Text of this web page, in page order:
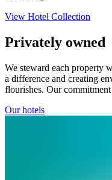
View Hotel Collection​​​​‌ ‍ ​‍​‍‌‍ ‌ ​‍‌‍‍‌‌‍‌ ‌‍‍‌‌‍ ‍​‍​‍​ ‍‍​‍​‍‌ ​ ‌‍​‌‌‍ ‍‌‍‍‌‌ ‌​‌ ‍‌​‍ ‍‌‍‍‌‌‍ ​‍​‍​‍ ​​‍​‍‌‍‍​‌ ​‍‌‍‌‌‌‍‌‍​‍​‍​ ‍‍​‍​‍‌‍‍​‌ ‌​‌ ‌​‌ ​​‌ ​ ​ ‍‍​‍ ​‍ ‌‍ ​​‍ ‌‌‍​‌‌‍ ‍‌‍‌​​‍ ‌‌ ​‍​‍ ‌‌‍‍​‌‍ ‌ ‌​‌‍‌‌‌‍ ​‌ ​ ​‍ ‌‌ ​ ‌ ‌​‌ ‌‌‌‍‌​‌‍‍‌‌‍ ​‍ ‍‌ ‌‍‌‍‌‌‌ ​‍‌‍​ ‌‍‌‌‌‍ ​​‍ ‍‌‍​‌‌ ​​‌ ​​​‍ ‌‍‍‌‌‍ ‍‌ ‌​‌‍‌‌‌‍ ‍‌ ‌​​‍ ‌‍‌‌‌‍‌​‌‍‍‌‌ ‌​​‍ ‌‍ ‌‌‍ ‌‍‌​‌‍‌‌​ ‌‌ ​​‌ ​‍‌‍‌‌‌ ​ ‌‍‌‌‌‍ ‍‌ ‌​‌‍​‌‌ ‌​‌‍‍‌‌‍ ‌‍ ‍​ ‍ ‌‍‍‌‌‍‌​​ ‌‌‍‌‍​ ‍‌‌‍‌‍‌‍​‌​ ‍‌‌‍‌‍​ ​ ‌‍‌‍​‍ ‌​ ‌ ​ ‍​​ ‍‌‌‍‌‍​‍ ‌​ ‌​​ ​‍‌‍​‌​ ​‌​‍ ‌​ ‍‌​ ‌​‌‍‌‍​ ​‍​‍ ‌‌‍‌‌​ ​​‌‍‌‍‌‍​‌‌‍‌‍​ ‌‍‌‍‌‍​ ​​​ ‌ ​ ‌‍​ ‌​​ ​ ​ ‍ ‌ ‌​‌ ‍‌‌ ​​‌‍‌‌​ ‌‌ ​​‌‍​‌‌‍‌ ‌‍‌‌​ ‍ ‌ ​​‌‍​‌‌ ‌​‌‍‍​​ ‌‌ ​​‌‍​‌‌‍‌ ‌‍‌‌‌​​‍‌ ‌‌‌‍‍‌‌‍ ​‌‍‌​‌‍‌‌‌ ​‍​‍‌‌​ ‌‌‌​​‍‌‌ ‌‍‍ ‌‍‌‌‌ ‍‌​‍‌‌​ ​ ‌​‌​​‍‌‌​ ​ ‌​‌​​‍‌‌​ ​‍​ ​‍‌‍​ ​ ‌‍‌‍‌​​ ‌ ​ ‍‌‌‍​‌​ ‌ ​ ​‍​ ‌ ​ ‌ ‌‍​ ‌‍‌​​‍‌‌​ ​‍​ ​‍​‍‌‌​ ‌‌‌​‌​​‍ ‍‌‍​ ‌ ‌​‌‍​‌‌‌​​‌ ​‍‌‍‍‌‌‍ ‌‌‍​‌‌ ​‍‌ ‍‌​‍ ‍‌‍ ​‌‍​‌‌‍​‍‌‍‌‌‌‍ ​​ ‌‍​‍‌‍​‌‌ ​ ‌‍‌‌‌‌‌‌‌ ​‍‌‍ ​​ ‌‌‍‍​‌ ‌​‌ ‌​‌ ​​‌ ​ ​‍‌‌​ ​ ‌​​‌​‍‌‌​ ​‍‌​‌‍​‍‌‌​ ​‍‌​‌‍‌‍ ​​‍ ‌‌‍​‌‌‍ ‍‌‍‌​​‍ ‌‌ ​‍​‍ ‌‌‍‍​‌‍ ‌ ‌​‌‍‌‌‌‍ ​‌ ​ ​‍ ‌‌ ​ ‌ ‌​‌ ‌‌‌‍‌​‌‍‍‌‌‍ ​‍ ‍‌ ‌‍‌‍‌‌‌ ​‍‌‍​ ‌‍‌‌‌‍ ​​‍ ‍‌‍​‌‌ ​​‌ ​​​‍‌‍‌‍‍‌‌‍‌​​ ‌‌‍‌‍​ ‍‌‌‍‌‍‌‍​‌​ ‍‌‌‍‌‍​ ​ ‌‍‌‍​‍ ‌​ ‌ ​ ‍​​ ‍‌‌‍‌‍​‍ ‌​ ‌​​ ​‍‌‍​‌​ ​‌​‍ ‌​ ‍‌​ ‌​‌‍‌‍​ ​‍​‍ ‌‌‍‌‌​ ​​‌‍‌‍‌‍​‌‌‍‌‍​ ‌‍‌‍‌‍​ ​​​ ‌ ​ ‌‍​ ‌​​ ​ ​‍‌‍‌ ‌​‌ ‍‌‌ ​​‌‍‌‌​ ‌‌ ​​‌‍​‌‌‍‌ ‌‍‌‌​‍‌‍‌ ​​‌‍​‌‌ ‌​‌‍‍​​ ‌‌ ​​‌‍​‌‌‍‌ ‌‍‌‌‌​​‍‌ ‌‌‌‍‍‌‌‍ ​‌‍‌​‌‍‌‌‌ ​‍​‍‌‌​ ‌‌‌​​‍‌‌ ‌‍‍ ‌‍‌‌‌ ‍‌​‍‌‌​ ​ ‌​‌​​‍‌‌​ ​ ‌​‌​​‍‌‌​ ​‍​ ​‍‌‍​ ​ ‌‍‌‍‌​​ ‌ ​ ‍‌‌‍​‌​ ‌ ​ ​‍​ ‌ ​ ‌ ‌‍​ ‌‍‌​​‍‌‌​ ​‍​ ​‍​‍‌‌​ ‌‌‌​‌​​‍ ‍‌‍​ ‌ ‌​‌‍​‌‌‌​​‌ ​‍‌‍‍‌‌‍ ‌‌‍​‌‌ ​‍‌ ‍‌​‍ ‍‌‍ ​‌‍​‌‌‍​‍‌‍‌‌‌‍ ​​‍‌‍‌ ​​‌‍‌‌‌ ​‍‌ ​ ‌ ​​‌‍‌‌‌‍​ ‌ ‌​‌‍‍‌‌ ‌‍‌‍‌‌​ ‌‌ ​​‌ ‌‌‌‍​‍‌‍ ​‌‍‍‌‌ ​ ‌‍‍​‌‍‌‌‌‍‌​​‍​‍‌ ‌
Privately owned​​​​‌ ‍ ​‍​‍‌‍ ‌ ​‍‌‍‍‌‌‍‌ ‌‍‍‌‌‍ ‍​‍​‍​ ‍‍​‍​‍‌ ​ ‌‍​‌‌‍ ‍‌‍‍‌‌ ‌​‌ ‍‌​‍ ‍‌‍‍‌‌‍ ​‍​‍​‍ ​​‍​‍‌‍‍​‌ ​‍‌‍‌‌‌‍‌‍​‍​‍​ ‍‍​‍​‍‌‍‍​‌ ‌​‌ ‌​‌ ​​‌ ​ ​ ‍‍​‍ ​‍ ‌‍ ​​‍ ‌‌‍​‌‌‍ ‍‌‍‌​​‍ ‌‌ ​‍​‍ ‌‌‍‍​‌‍ ‌ ‌​‌‍‌‌‌‍ ​‌ ​ ​‍ ‌‌ ​ ‌ ‌​‌ ‌‌‌‍‌​‌‍‍‌‌‍ ​‍ ‍‌ ‌‍‌‍‌‌‌ ​‍‌‍​ ‌‍‌‌‌‍ ​​‍ ‍‌‍​‌‌ ​​‌ ​​​‍ ‌‍‍‌‌‍ ‍‌ ‌​‌‍‌‌‌‍ ‍‌ ‌​​‍ ‌‍‌‌‌‍‌​‌‍‍‌‌ ‌​​‍ ‌‍ ‌‌‍ ‌‍‌​‌‍‌‌​ ‌‌ ​​‌ ​‍‌‍‌‌‌ ​ ‌‍‌‌‌‍ ‍‌ ‌​‌‍​‌‌ ‌​‌‍‍‌‌‍ ‌‍ ‍​ ‍ ‌‍‍‌‌‍‌​​ ‌‌‍‌‍​ ‍‌‌‍‌‍‌‍​‌​ ‍‌‌‍‌‍​ ​ ‌‍‌‍​‍ ‌​ ‌ ​ ‍​​ ‍‌‌‍‌‍​‍ ‌​ ‌​​ ​‍‌‍​‌​ ​‌​‍ ‌​ ‍‌​ ‌​‌‍‌‍​ ​‍​‍ ‌‌‍‌‌​ ​​‌‍‌‍‌‍​‌‌‍‌‍​ ‌‍‌‍‌‍​ ​​​ ‌ ​ ‌‍​ ‌​​ ​ ​ ‍ ‌ ‌​‌ ‍‌‌ ​​‌‍‌‌​ ‌‌ ​​‌‍​‌‌‍‌ ‌‍‌‌​ ‍ ‌ ​​‌‍​‌‌ ‌​‌‍‍​​ ‌‌ ​​‌‍​‌‌‍‌ ‌‍‌‌‌​​‍‌ ‌‌‌‍‍‌‌‍ ​‌‍‌​‌‍‌‌‌ ​‍​‍‌‌​ ‌‌‌​​‍‌‌ ‌‍‍ ‌‍‌‌‌ ‍‌​‍‌‌​ ​ ‌​‌​​‍‌‌​ ​ ‌​‌​​‍‌‌​ ​‍​ ​‍​ ​ ‌‍‌‍​ ​​‌‍​‍​ ​‍​ ​‌​ ‌‍‌‍​‌‌‍‌‍‌‍​ ​ ​​‌‍​ ​‍‌‌​ ​‍​ ​‍​‍‌‌​ ‌‌‌​‌​​‍ ‍‌ ‌​‌‍‍‌‌ ‌​‌‍ ​‌‍‌‌​ ‌‍​‍‌‍​‌‌ ​ ‌‍‌‌‌‌‌‌‌ ​‍‌‍ ​​ ‌‌‍‍​‌ ‌​‌ ‌​‌ ​​‌ ​ ​‍‌‌​ ​ ‌​​‌​‍‌‌​ ​‍‌​‌‍​‍‌‌​ ​‍‌​‌‍‌‍ ​​‍ ‌‌‍​‌‌‍ ‍‌‍‌​​‍ ‌‌ ​‍​‍ ‌‌‍‍​‌‍ ‌ ‌​‌‍‌‌‌‍ ​‌ ​ ​‍ ‌‌ ​ ‌ ‌​‌ ‌‌‌‍‌​‌‍‍‌‌‍ ​‍ ‍‌ ‌‍‌‍‌‌‌ ​‍‌‍​ ‌‍‌‌‌‍ ​​‍ ‍‌‍​‌‌ ​​‌ ​​​‍‌‍‌‍‍‌‌‍‌​​ ‌‌‍‌‍​ ‍‌‌‍‌‍‌‍​‌​ ‍‌‌‍‌‍​ ​ ‌‍‌‍​‍ ‌​ ‌ ​ ‍​​ ‍‌‌‍‌‍​‍ ‌​ ‌​​ ​‍‌‍​‌​ ​‌​‍ ‌​ ‍‌​ ‌​‌‍‌‍​ ​‍​‍ ‌‌‍‌‌​ ​​‌‍‌‍‌‍​‌‌‍‌‍​ ‌‍‌‍‌‍​ ​​​ ‌ ​ ‌‍​ ‌​​ ​ ​‍‌‍‌ ‌​‌ ‍‌‌ ​​‌‍‌‌​ ‌‌ ​​‌‍​‌‌‍‌ ‌‍‌‌​‍‌‍‌ ​​‌‍​‌‌ ‌​‌‍‍​​ ‌‌ ​​‌‍​‌‌‍‌ ‌‍‌‌‌​​‍‌ ‌‌‌‍‍‌‌‍ ​‌‍‌​‌‍‌‌‌ ​‍​‍‌‌​ ‌‌‌​​‍‌‌ ‌‍‍ ‌‍‌‌‌ ‍‌​‍‌‌​ ​ ‌​‌​​‍‌‌​ ​ ‌​‌​​‍‌‌​ ​‍​ ​‍​ ​ ‌‍‌‍​ ​​‌‍​‍​ ​‍​ ​‌​ ‌‍‌‍​‌‌‍‌‍‌‍​ ​ ​​‌‍​ ​‍‌‌​ ​‍​ ​‍​‍‌‌​ ‌‌‌​‌​​‍ ‍‌ ‌​‌‍‍‌‌ ‌​‌‍ ​‌‍‌‌​‍‌‍‌ ​​‌‍‌‌‌ ​‍‌ ​ ‌ ​​‌‍‌‌‌‍​ ‌ ‌​‌‍‍‌‌ ‌‍‌‍‌‌​ ‌‌ ​​‌ ‌‌‌‍​‍‌‍ ​‌‍‍‌‌ ​ ‌‍‍​‌‍‌‌‌‍‌​​‍​‍‌ ‌
We steward each property
a difference and creating
flourishes. Our commitment is to create experiences that matter.​​​​‌
Our hotels​​​​‌ ‍ ​‍​‍‌‍ ‌ ​‍‌‍‍‌‌‍‌ ‌‍‍‌‌‍ ‍​‍​‍​ ‍‍​‍​‍‌ ​ ‌‍​‌‌‍ ‍‌‍‍‌‌ ‌​‌ ‍‌​‍ ‍‌‍‍‌‌‍ ​‍​‍​‍ ​​‍​‍‌‍‍​‌ ​‍‌‍‌‌‌‍‌‍​‍​‍​ ‍‍​‍​‍‌‍‍​‌ ‌​‌ ‌​‌ ​​‌ ​ ​ ‍‍​‍ ​‍ ‌‍ ​​‍ ‌‌‍​‌‌‍ ‍‌‍‌​​‍ ‌‌ ​‍​‍ ‌‌‍‍​‌‍ ‌ ‌​‌‍‌‌‌‍ ​‌ ​ ​‍ ‌‌ ​ ‌ ‌​‌ ‌‌‌‍‌​‌‍‍‌‌‍ ​‍ ‍‌ ‌‍‌‍‌‌‌ ​‍‌‍​ ‌‍‌‌‌‍ ​​‍ ‍‌‍​‌‌ ​​‌ ​​​‍ ‌‍‍‌‌‍ ‍‌ ‌​‌‍‌‌‌‍ ‍‌ ‌​​‍ ‌‍‌‌‌‍‌​‌‍‍‌‌ ‌​​‍ ‌‍ ‌‌‍ ‌‍‌​‌‍‌‌​ ‌‌ ​​‌ ​‍‌‍‌‌‌ ​ ‌‍‌‌‌‍ ‍‌ ‌​‌‍​‌‌ ‌​‌‍‍‌‌‍ ‌‍ ‍​ ‍ ‌‍‍‌‌‍‌​​ ‌‌‍‌‍​ ‍‌‌‍‌‍‌‍​‌​ ‍‌‌‍‌‍​ ​ ‌‍‌‍​‍ ‌​ ‌ ​ ‍​​ ‍‌‌‍‌‍​‍ ‌​ ‌​​ ​‍‌‍​‌​ ​‌​‍ ‌​ ‍‌​ ‌​‌‍‌‍​ ​‍​‍ ‌‌‍‌‌​ ​​‌‍‌‍‌‍​‌‌‍‌‍​ ‌‍‌‍‌‍​ ​​​ ‌ ​ ‌‍​ ‌​​ ​ ​ ‍ ‌ ‌​‌ ‍‌‌ ​​‌‍‌‌​ ‌‌ ​​‌‍​‌‌‍‌ ‌‍‌‌​ ‍ ‌ ​​‌‍​‌‌ ‌​‌‍‍​​ ‌‌ ​​‌‍​‌‌‍‌ ‌‍‌‌‌​​‍‌ ‌‌‌‍‍‌‌‍ ​‌‍‌​‌‍‌‌‌ ​‍​‍‌‌​ ‌‌‌​​‍‌‌ ‌‍‍ ‌‍‌‌‌ ‍‌​‍‌‌​ ​ ‌​‌​​‍‌‌​ ​ ‌​‌​​‍‌‌​ ​‍​ ​‍​ ​ ‌‍‌‍​ ​​‌‍​‍​ ​‍​ ​‌​ ‌‍‌‍​‌‌‍‌‍‌‍​ ​ ​​‌‍​ ​‍‌‌​ ​‍​ ​‍​‍‌‌​ ‌‌‌​‌​​‍ ‍‌‍​ ‌ ‌​‌‍​‌​‍ ‍‌‍ ​‌‍​‌‌‍​‍‌‍‌‌‌‍ ​​ ‌‍​‍‌‍​‌‌ ​ ‌‍‌‌‌‌‌‌‌ ​‍‌‍ ​​ ‌‌‍‍​‌ ‌​‌ ‌​‌ ​​‌ ​ ​‍‌‌​ ​ ‌​​‌​‍‌‌​ ​‍‌​‌‍​‍‌‌​ ​‍‌​‌‍‌‍ ​​‍ ‌‌‍​‌‌‍ ‍‌‍‌​​‍ ‌‌ ​‍​‍ ‌‌‍‍​‌‍ ‌ ‌​‌‍‌‌‌‍ ​‌ ​ ​‍ ‌‌ ​ ‌ ‌​‌ ‌‌‌‍‌​‌‍‍‌‌‍ ​‍ ‍‌ ‌‍‌‍‌‌‌ ​‍‌‍​ ‌‍‌‌‌‍ ​​‍ ‍‌‍​‌‌ ​​‌ ​​​‍‌‍‌‍‍‌‌‍‌​​ ‌‌‍‌‍​ ‍‌‌‍‌‍‌‍​‌​ ‍‌‌‍‌‍​ ​ ‌‍‌‍​‍ ‌​ ‌ ​ ‍​​ ‍‌‌‍‌‍​‍ ‌​ ‌​​ ​‍‌‍​‌​ ​‌​‍ ‌​ ‍‌​ ‌​‌‍‌‍​ ​‍​‍ ‌‌‍‌‌​ ​​‌‍‌‍‌‍​‌‌‍‌‍​ ‌‍‌‍‌‍​ ​​​ ‌ ​ ‌‍​ ‌​​ ​ ​‍‌‍‌ ‌​‌ ‍‌‌ ​​‌‍‌‌​ ‌‌ ​​‌‍​‌‌‍‌ ‌‍‌‌​‍‌‍‌ ​​‌‍​‌‌ ‌​‌‍‍​​ ‌‌ ​​‌‍​‌‌‍‌ ‌‍‌‌‌​​‍‌ ‌‌‌‍‍‌‌‍ ​‌‍‌​‌‍‌‌‌ ​‍​‍‌‌​ ‌‌‌​​‍‌‌ ‌‍‍ ‌‍‌‌‌ ‍‌​‍‌‌​ ​ ‌​‌​​‍‌‌​ ​ ‌​‌​​‍‌‌​ ​‍​ ​‍​ ​ ‌‍‌‍​ ​​‌‍​‍​ ​‍​ ​‌​ ‌‍‌‍​‌‌‍‌‍‌‍​ ​ ​​‌‍​ ​‍‌‌​ ​‍​ ​‍​‍‌‌​ ‌‌‌​‌​​‍ ‍‌‍​ ‌ ‌​‌‍​‌​‍ ‍‌‍ ​‌‍​‌‌‍​‍‌‍‌‌‌‍ ​​‍‌‍‌ ​​‌‍‌‌‌ ​‍‌ ​ ‌ ​​‌‍‌‌‌‍​ ‌ ‌​‌‍‍‌‌ ‌‍‌‍‌‌​ ‌‌ ​​‌ ‌‌‌‍​‍‌‍ ​‌‍‍‌‌ ​ ‌‍‍​‌‍‌‌‌‍‌​​‍​‍‌ ‌